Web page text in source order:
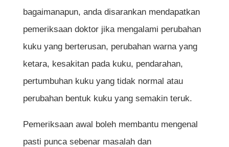
bagaimanapun, anda disarankan mendapatkan
pemeriksaan doktor jika mengalami perubahan
kuku yang berterusan, perubahan warna yang
ketara, kesakitan pada kuku, pendarahan,
pertumbuhan kuku yang tidak normal atau
perubahan bentuk kuku yang semakin teruk.
Pemeriksaan awal boleh membantu mengenal
pasti punca sebenar masalah dan